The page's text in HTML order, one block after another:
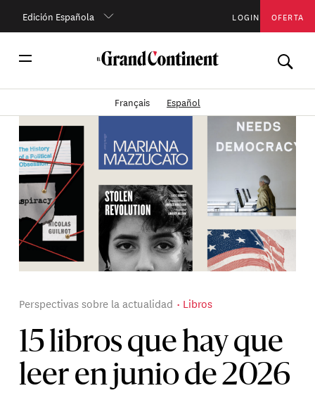
Edición Española LOGIN OFERTA
Français Español
15 libros que hay que
leer en junio de 2026
Perspectivas sobre la actualidad Libros